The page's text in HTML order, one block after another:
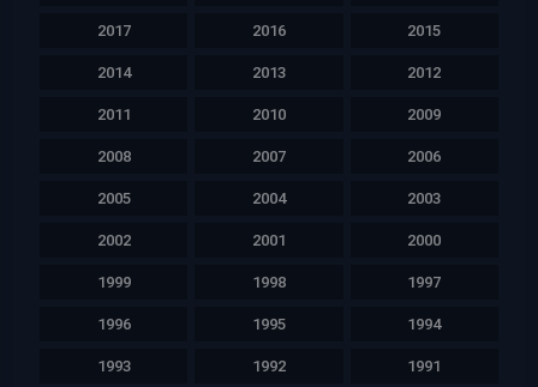
2017 2016 2015
2014 2013 2012
2011 2010 2009
2008 2007 2006
2005 2004 2003
2002 2001 2000
1999 1998 1997
1996 1995 1994
1993 1992 1991